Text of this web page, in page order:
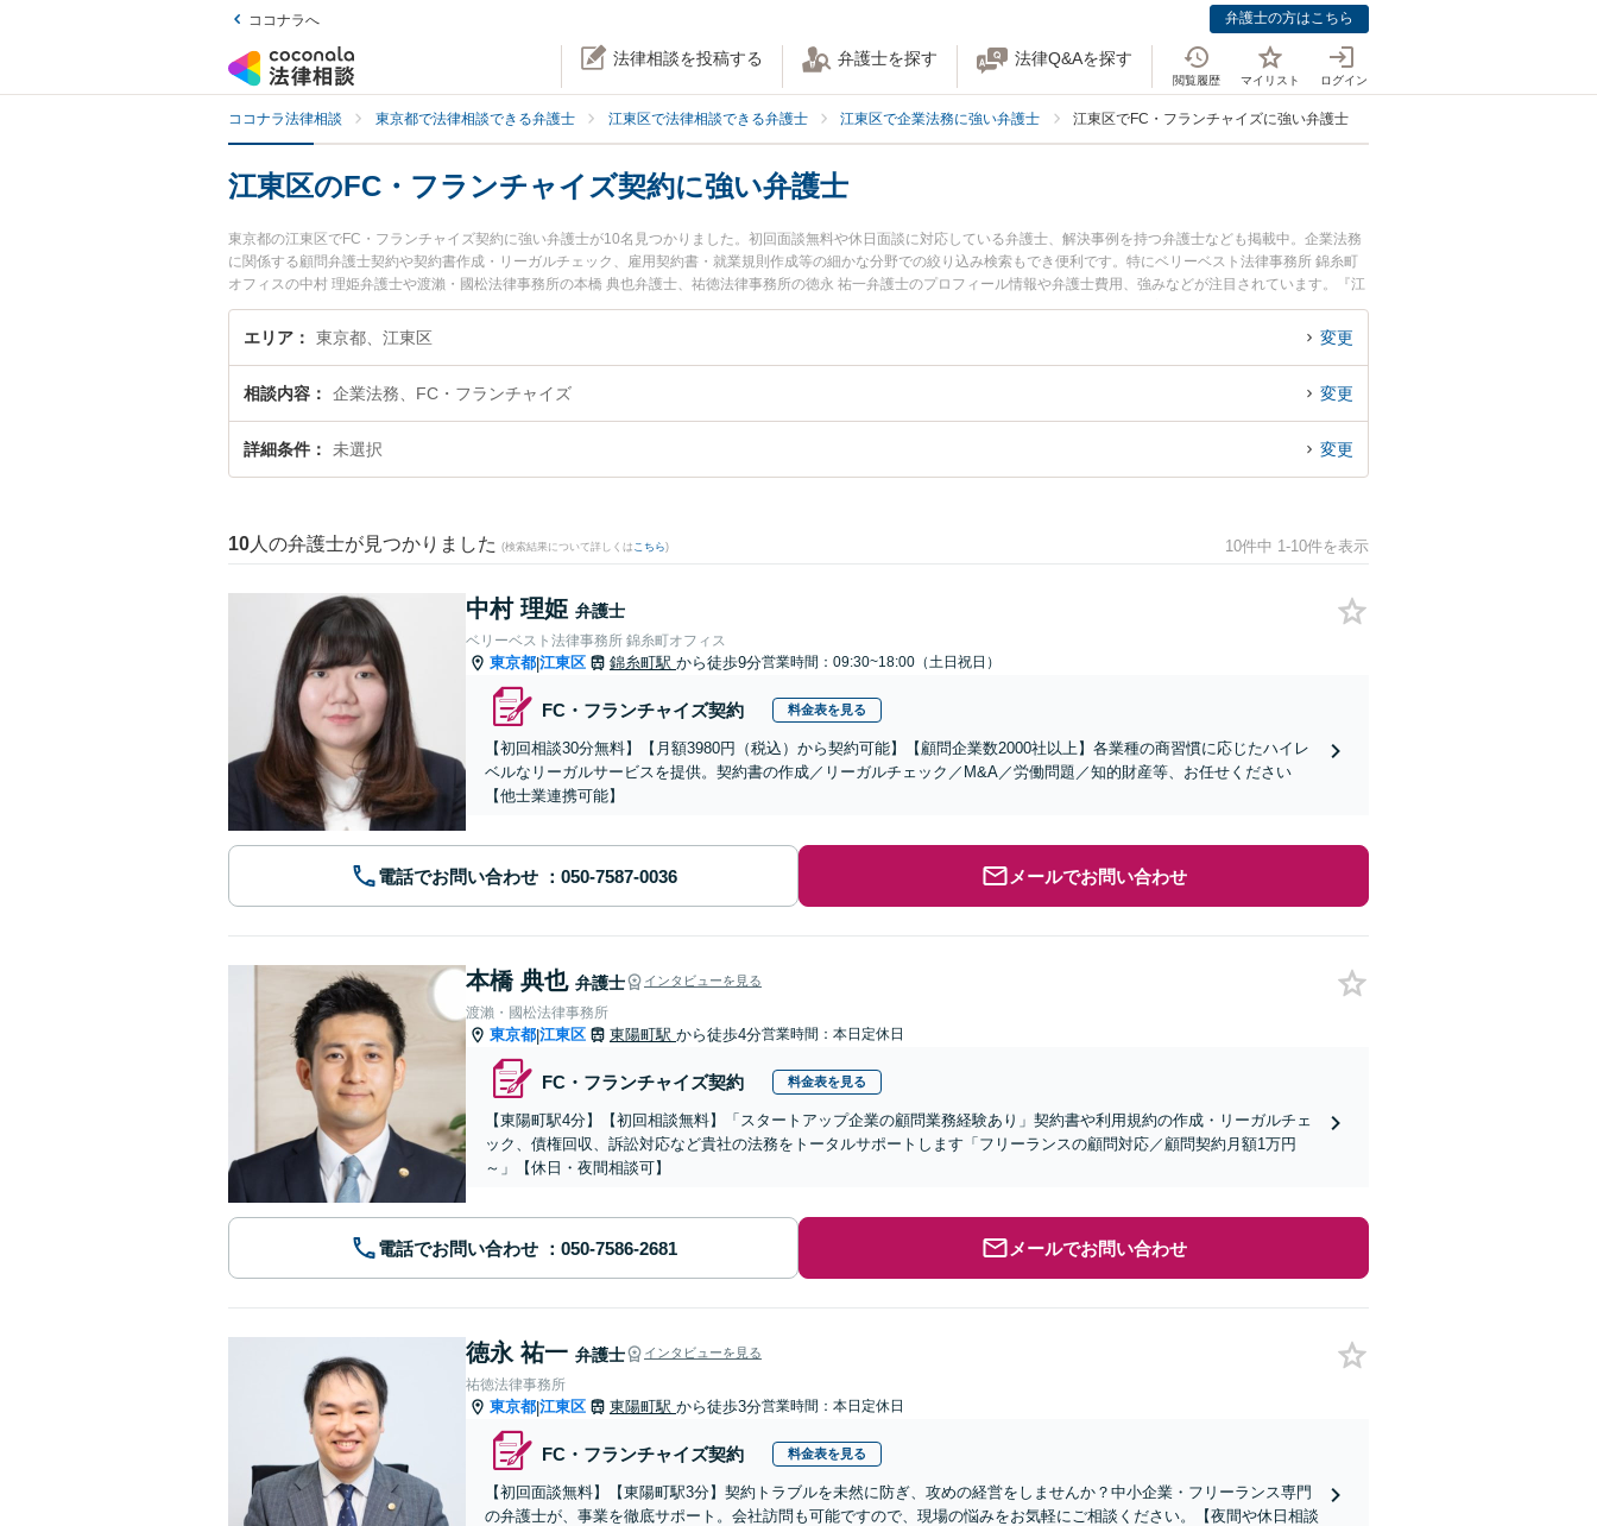
ココナラへ 弁護士の方はこちら
法律相談を投稿する 弁護士を探す 法律Q&Aを探す
閲覧履歴 マイリスト ログイン
ココナラ法律相談 東京都で法律相談できる弁護士 江東区で法律相談できる弁護士 江東区で企業法務に強い弁護士 江東区でFC・フランチャイズに強い弁護士
江東区のFC・フランチャイズ契約に強い弁護士
東京都の江東区でFC・フランチャイズ契約に強い弁護士が10名見つかりました。初回面談無料や休日面談に対応している弁護士、解決事例を持つ弁護士なども掲載中。企業法務
に関係する顧問弁護士契約や契約書作成・リーガルチェック、雇用契約書・就業規則作成等の細かな分野での絞り込み検索もでき便利です。特にベリーベスト法律事務所 錦糸町
オフィスの中村 理姫弁護士や渡瀨・國松法律事務所の本橋 典也弁護士、祐徳法律事務所の徳永 祐一弁護士のプロフィール情報や弁護士費用、強みなどが注目されています。『江
東区で土日や夜間に発生したFC・フランチャイズ契約のトラブルを今すぐに弁護士に相談したい』『FC・フランチャイズ契約のトラブル解決の実績豊富な近くの弁護士を検索し
たい』『初回相談無料でFC・フランチャイズ契約を法律相談できる江東区内の弁護士に相談予約したい』などでお困りの相談者さんにおすすめです。
エリア 東京都、江東区 変更
相談内容 企業法務、FC・フランチャイズ 変更
詳細条件 未選択 変更
10 人の弁護士が見つかりました (検索結果について詳しくは こちら) 10件中 1-10件を表示
中村 理姫 弁護士
ベリーベスト法律事務所 錦糸町オフィス
東京都|江東区 錦糸町駅 から徒歩9分営業時間：09:30~18:00（土日祝日）
FC・フランチャイズ契約 料金表を見る
【初回相談30分無料】【月額3980円（税込）から契約可能】【顧問企業数2000社以上】各業種の商習慣に応じたハイレ
ベルなリーガルサービスを提供。契約書の作成／リーガルチェック／M&A／労働問題／知的財産等、お任せください
【他士業連携可能】
電話でお問い合わせ メールでお問い合わせ
本橋 典也 弁護士 インタビューを見る
渡瀨・國松法律事務所
東京都|江東区 東陽町駅 から徒歩4分営業時間：本日定休日
FC・フランチャイズ契約 料金表を見る
【東陽町駅4分】【初回相談無料】「スタートアップ企業の顧問業務経験あり」契約書や利用規約の作成・リーガルチェ
ック、債権回収、訴訟対応など貴社の法務をトータルサポートします「フリーランスの顧問対応／顧問契約月額1万円
～」【休日・夜間相談可】
電話でお問い合わせ メールでお問い合わせ
徳永 祐一 弁護士 インタビューを見る
祐徳法律事務所
東京都|江東区 東陽町駅 から徒歩3分営業時間：本日定休日
FC・フランチャイズ契約 料金表を見る
【初回面談無料】【東陽町駅3分】契約トラブルを未然に防ぎ、攻めの経営をしませんか？中小企業・フリーランス専門
の弁護士が、事業を徹底サポート。会社訪問も可能ですので、現場の悩みをお気軽にご相談ください。【夜間や休日相談